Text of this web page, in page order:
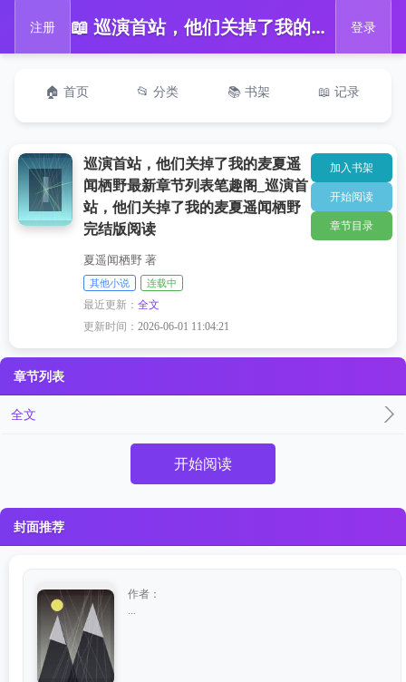
注册 📖 巡演首站，他们关掉了我的麦夏遥闻栖野最新章节列表笔趣阁_巡演首站，他们关掉了我的麦夏遥闻栖野完结版阅读 登录
🏠 首页 📂 分类 📚 书架 📖 记录
巡演首站，他们关掉了我的麦夏遥
闻栖野最新章节列表笔趣阁_巡演首
站，他们关掉了我的麦夏遥闻栖野
完结版阅读
夏遥闻栖野 著
其他小说 连载中
最近更新：全文
更新时间：2026-06-01 11:04:21
加入书架
开始阅读
章节目录
章节列表
全文
开始阅读
封面推荐
作者：